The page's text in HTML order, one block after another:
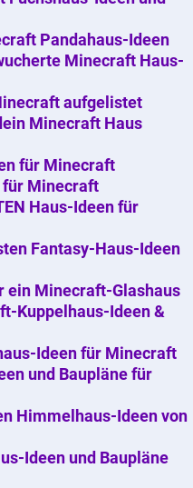
Pandahaus-Ideen
Minecraft Haus-
aufgelistet
Minecraft Haus
für Minecraft
für Minecraft
Haus-Ideen für
Fantasy-Haus-Ideen
ein Minecraft-Glashaus
Kuppelhaus-Ideen &
Ideen für Minecraft
und Baupläne für
Himmelhaus-Ideen von
Ideen und Baupläne